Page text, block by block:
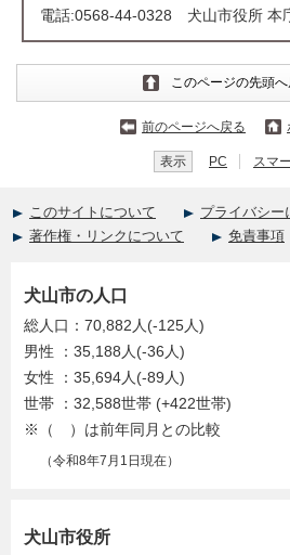
電話:0568-44-0328 犬山市役所 本
このページの先頭へ
前のページへ戻る
表示 PC スマ
このサイトについて
プライバシー
著作権・リンクについて
免責事項
犬山市役所
犬山市の人口
総人口：70,882人(-125人)
男性 ：35,188人(-36人)
女性 ：35,694人(-89人)
世帯 ：32,588世帯 (+422世帯)
※（ ）は前年同月との比較
（令和8年7月1日現在）